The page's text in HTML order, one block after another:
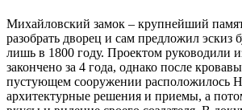
Михайловский замок – крупнейший
разобрать дворец и сам предложил эскиз
лишь в 1800 году. Проектом руководили
закончено за 4 года, однако после
пустующем сооружении расположилось
архитектурные решения и приемы, а